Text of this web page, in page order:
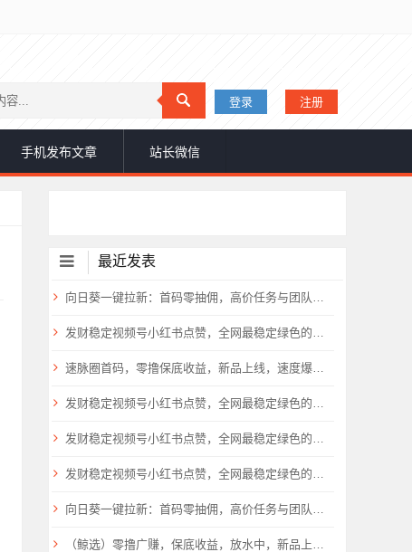
登录 注册
手机发布文章 站长微信
最近发表
​向日葵一键拉新：首码零抽佣，高价任务与团队扶持倾斜9
发财稳定视频号小红书点赞，全网最稳定绿色的项目，一起起飞
速脉圈首码，零撸保底收益，新品上线，速度爆粉，抓紧上车
发财稳定视频号小红书点赞，全网最稳定绿色的项目，一起起飞
发财稳定视频号小红书点赞，全网最稳定绿色的项目，稳如泰山
发财稳定视频号小红书点赞，全网最稳定绿色的项目，稳如泰山
向日葵一键拉新：首码零抽佣，高价任务与团队扶持倾斜!
（鲸选）零撸广赚，保底收益，放水中，新品上线，